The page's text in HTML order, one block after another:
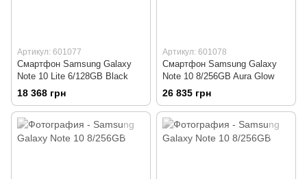
Артикул: 601077
Смартфон Samsung Galaxy
Note 10 Lite 6/128GB Black
18 368 грн
Артикул: 601078
Смартфон Samsung Galaxy
Note 10 8/256GB Aura Glow
26 835 грн